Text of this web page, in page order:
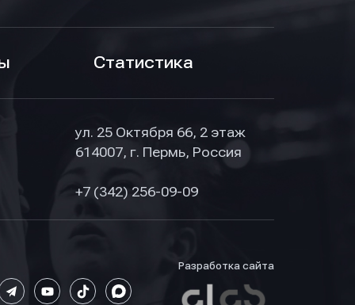
Статистика
ул. 25 Октября 66, 2 этаж
614007, г. Пермь, Россия
+7 (342) 256-09-09
Разработка сайта